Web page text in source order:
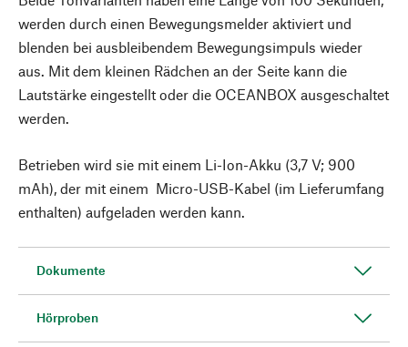
werden durch einen Bewegungsmelder aktiviert und
blenden bei ausbleibendem Bewegungsimpuls wieder
aus. Mit dem kleinen Rädchen an der Seite kann die
Lautstärke eingestellt oder die OCEANBOX ausgeschaltet
werden.
Betrieben wird sie mit einem Li-Ion-Akku (3,7 V; 900
mAh), der mit einem Micro-USB-Kabel (im Lieferumfang
enthalten) aufgeladen werden kann.
Dokumente
Hörproben